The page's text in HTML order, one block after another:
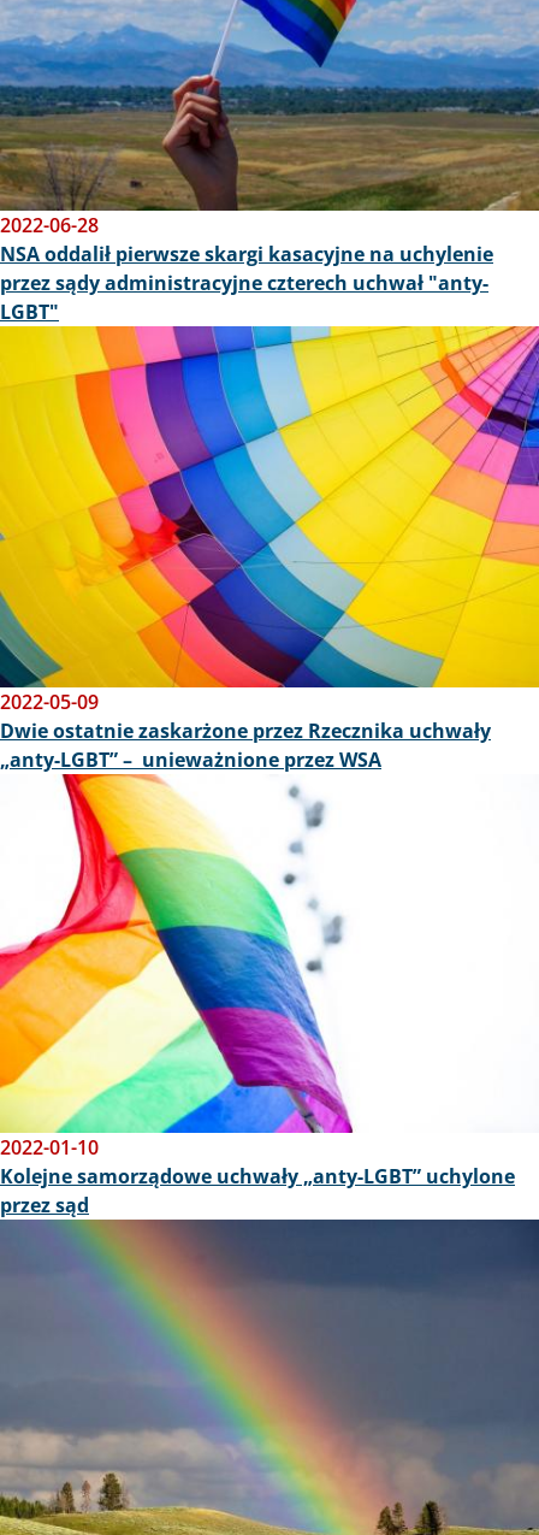
2022-06-28
NSA oddalił pierwsze skargi kasacyjne na uchylenie
przez sądy administracyjne czterech uchwał "anty-
LGBT"
2022-05-09
Dwie ostatnie zaskarżone przez Rzecznika uchwały
„anty-LGBT” – unieważnione przez WSA
2022-01-10
Kolejne samorządowe uchwały „anty-LGBT” uchylone
przez sąd